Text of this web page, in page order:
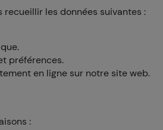
recueillir les données suivantes :
préférences.
en ligne sur notre site web.
: